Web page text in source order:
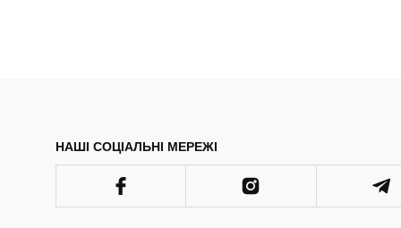
НАШІ СОЦІАЛЬНІ МЕРЕЖІ